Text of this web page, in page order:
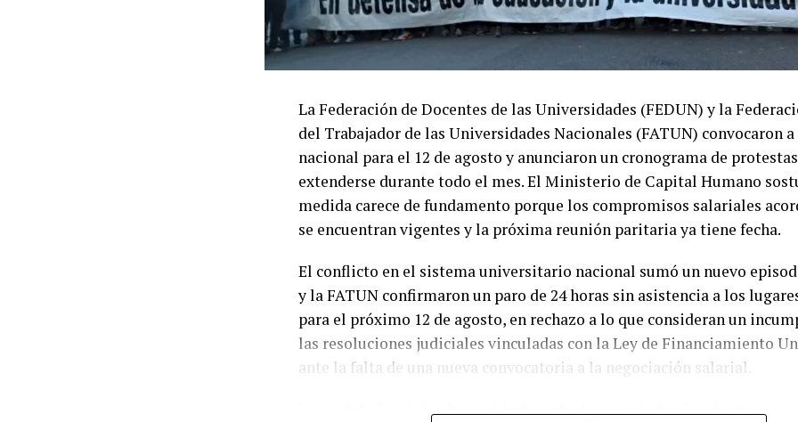
La Federación de Docentes de las Universidades (FEDUN) y la
del Trabajador de las Universidades Nacionales (FATUN) convocaron
nacional para el 12 de agosto y anunciaron un cronograma de
extenderse durante todo el mes. El Ministerio de Capital Humano
medida carece de fundamento porque los compromisos salariales
se encuentran vigentes y la próxima reunión paritaria ya tiene fecha.
El conflicto en el sistema universitario nacional sumó un nuevo
y la FATUN confirmaron un paro de 24 horas sin asistencia a los
para el próximo 12 de agosto, en rechazo a lo que consideran un
las resoluciones judiciales vinculadas con la Ley de Financiamiento
ante la falta de una nueva convocatoria a la negociación salarial.
La medida fue definida en el ámbito del Frente Sindical Universitario,